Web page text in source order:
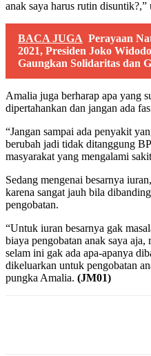
anak saya harus rutin disuntik?,”
BACA JUGA Perayaan
2021, Presiden Joko
Gaungkan Solidaritas dan
Amalia juga berharap apa yang
dipertahankan dan jangan ada
“Jangan sampai ada penyakit
berubah jadi tidak ditanggung
masyarakat yang mengalami
Sedang mengenai besarnya
karena sangat jauh bila
pengobatan.
“Untuk iuran besarnya gak
biaya pengobatan anak saya
selam ini gak ada apa-apanya
dikeluarkan untuk pengobatan
pungka Amalia. (JM01)